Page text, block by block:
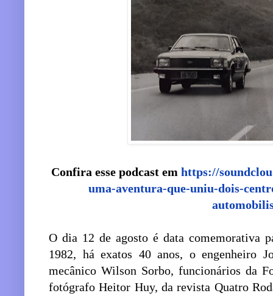
Confira esse podcast emhttps://
uma-aventura-que-uniu-dois-
O dia 12 de agosto é data comemorativa
1982, há exatos 40 anos, o engenheiro
mecânico Wilson Sorbo, funcionários da
fotógrafo Heitor Huy, da revista Quatro